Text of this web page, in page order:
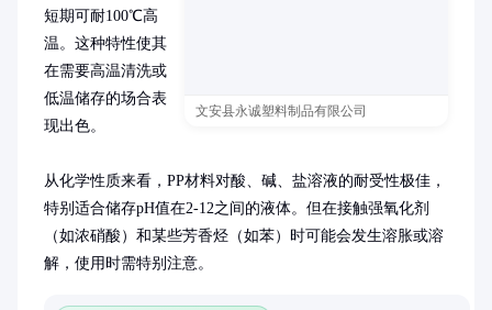
文安县永诚塑料制品有限公司
短期可耐100℃高
温。这种特性使其
在需要高温清洗或
低温储存的场合表
现出色。
从化学性质来看，PP材料对酸、碱、盐溶液的耐受性极佳，
特别适合储存pH值在2-12之间的液体。但在接触强氧化剂
（如浓硝酸）和某些芳香烃（如苯）时可能会发生溶胀或溶
解，使用时需特别注意。